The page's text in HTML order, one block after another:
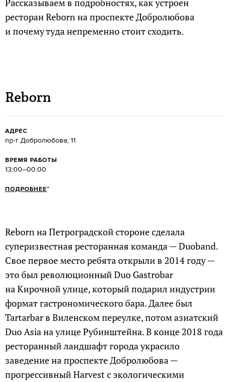
Рассказываем в подробностях, как устроен
ресторан Reborn на проспекте Добролюбова
и почему туда непременно стоит сходить.
Reborn
АДРЕС
пр-т Добролюбова, 11
ВРЕМЯ РАБОТЫ
13:00–00:00
ПОДРОБНЕЕ*
Reborn на Петроградской стороне сделала
суперизвестная ресторанная команда — Duoband.
Свое первое место ребята открыли в 2014 году —
это был революционный Duo Gastrobar
на Кирочной улице, который подарил индустрии
формат гастрономического бара. Далее был
Tartarbar в Виленском переулке, потом азиатский
Duo Asia на улице Рубинштейна. В конце 2018 года
ресторанный ландшафт города украсило
заведение на проспекте Добролюбова —
прогрессивный Harvest с экологическими